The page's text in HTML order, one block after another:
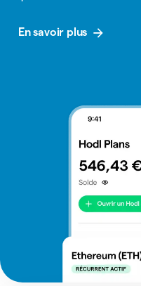
En savoir plus